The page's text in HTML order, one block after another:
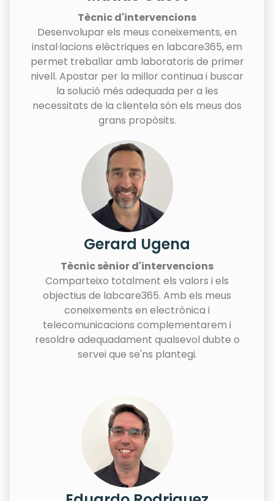
Tècnic d'intervencions
Desenvolupar els meus coneixements, en
instal·lacions elèctriques en labcare365, em
permet treballar amb laboratoris de primer
nivell. Apostar per la millor continua i buscar
la solució més adequada per a les
necessitats de la clientela són els meus dos
grans propòsits.
Gerard Ugena
Tècnic sènior d'intervencions
Comparteixo totalment els valors i els
objectius de labcare365. Amb els meus
coneixements en electrònica i
telecomunicacions complementarem i
resoldre adequadament qualsevol dubte o
servei que se'ns plantegi.